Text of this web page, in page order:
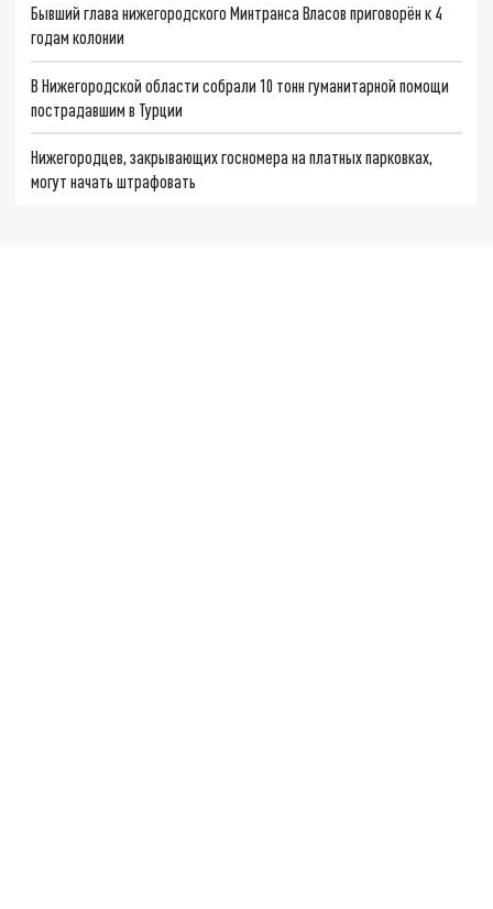
Бывший глава нижегородского Минтранса Власов приговорён к 4
годам колонии
В Нижегородской области собрали 10 тонн гуманитарной помощи
пострадавшим в Турции
Нижегородцев, закрывающих госномера на платных парковках,
могут начать штрафовать